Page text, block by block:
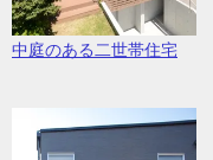
中庭のある二世帯住宅